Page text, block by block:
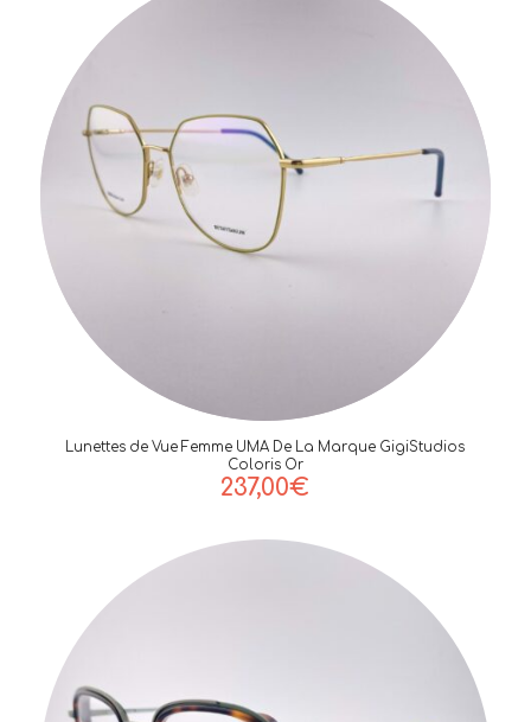
Lunettes de Vue Femme UMA De La Marque GigiStudios
Coloris Or
237,00€